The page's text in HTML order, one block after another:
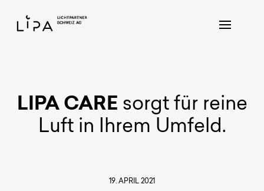
LIPA CARE sorgt für reine
Luft in Ihrem Umfeld.
19. APRIL 2021